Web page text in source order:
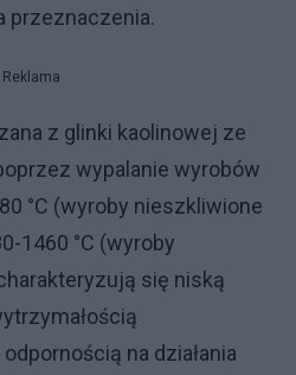
przeznaczenia.
Reklama
z glinki kaolinowej ze
wypalanie wyrobów
°C (wyroby nieszkliwione
1460 °C (wyroby
się niską
na działania